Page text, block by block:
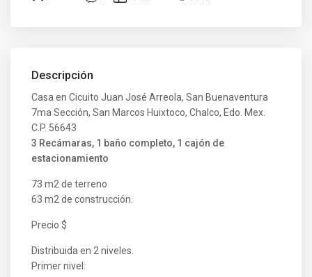
Descripción
Casa en Cicuito Juan José Arreola, San Buenaventura
7ma Sección, San Marcos Huixtoco, Chalco, Edo. Mex.
C.P. 56643
3 Recámaras, 1 baño completo, 1 cajón de
estacionamiento
73 m2 de terreno
63 m2 de construcción.
Precio $
Distribuida en 2 niveles.
Primer nivel: